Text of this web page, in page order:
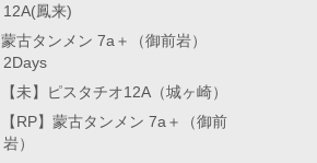
12A(鳳来)
蒙古タンメン 7a＋（御前岩）
2Days
【未】ピスタチオ12A（城ヶ崎）
【RP】蒙古タンメン 7a＋（御前
岩）